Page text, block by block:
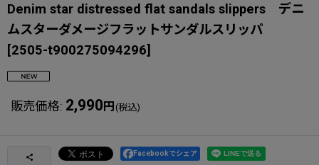
Denim star distressed flat sandals slippers デニ
ムスターダメージフラットサンダルスリッパ
[2505-t900275094296]
販売価格: 2,990 円 (税込)
Facebookでシェア